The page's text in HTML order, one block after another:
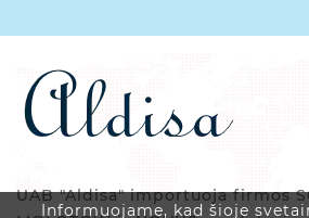
Informuojame, kad šioje
UAB "Aldisa" importuoja firmos